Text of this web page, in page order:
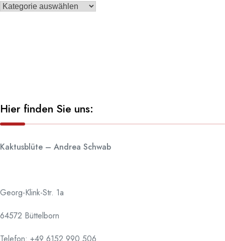
Hier finden Sie uns:
Kaktusblüte – Andrea Schwab
Georg-Klink-Str. 1a
64572 Büttelborn